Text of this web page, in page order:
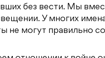
без вести. Мы
У многих
не могут правильно